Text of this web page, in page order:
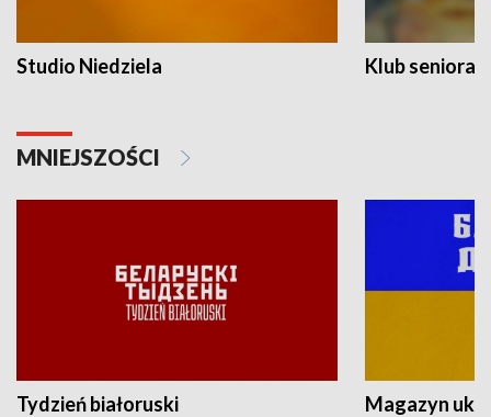
Studio Niedziela Klub seniora
MNIEJSZOŚCI
Tydzień białoruski Magazyn